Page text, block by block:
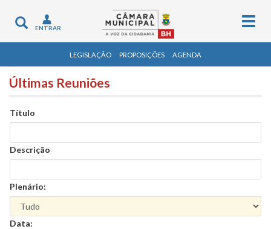
Toggle
navigation
ENTRAR
LEGISLAÇÃO PROPOSIÇÕES AGENDA
Últimas Reuniões
Título
Descrição
Plenário:
Data: